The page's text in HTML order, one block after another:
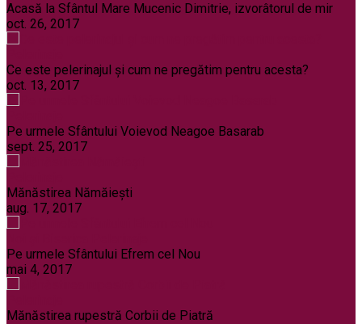
Acasă la Sfântul Mare Mucenic Dimitrie, izvorâtorul de mir
oct. 26, 2017
Ce este pelerinajul şi cum ne pregătim pentru acesta?
oct. 13, 2017
Pe urmele Sfântului Voievod Neagoe Basarab
sept. 25, 2017
Mănăstirea Nămăiești
aug. 17, 2017
Pe urmele Sfântului Efrem cel Nou
mai 4, 2017
Mănăstirea rupestră Corbii de Piatră